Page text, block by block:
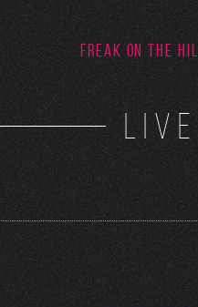
FREAK ON THE HILL
LIVE